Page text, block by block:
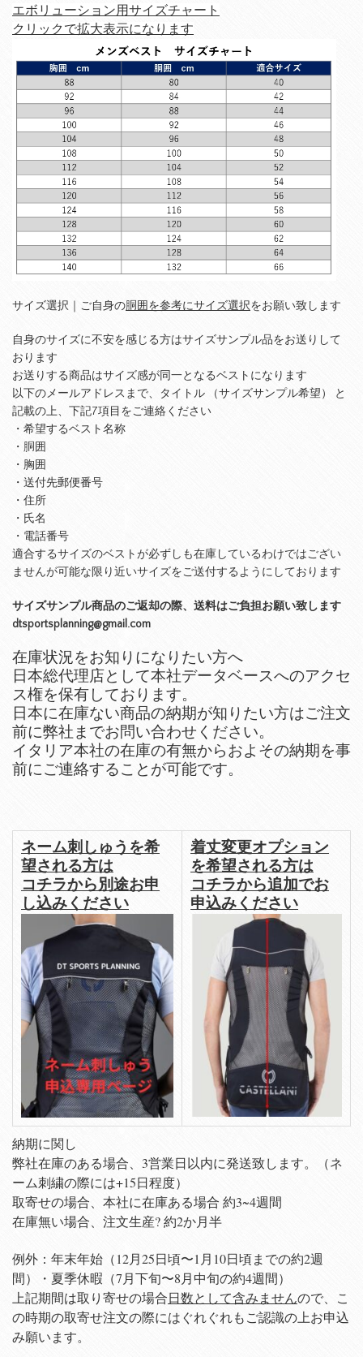
エボリューション用サイズチャート
クリックで拡大表示になります
サイズ選択｜ご自身の胴囲を参考にサイズ選択をお願い致します
自身のサイズに不安を感じる方はサイズサンプル品をお送りして
おります
お送りする商品はサイズ感が同一となるベストになります
以下のメールアドレスまで、タイトル （サイズサンプル希望） と
記載の上、下記7項目をご連絡ください
・希望するベスト名称
・胴囲
・胸囲
・送付先郵便番号
・住所
・氏名
・電話番号
適合するサイズのベストが必ずしも在庫しているわけではござい
ませんが可能な限り近いサイズをご送付するようにしております
サイズサンプル商品のご返却の際、送料はご負担お願い致します
dtsportsplanning@gmail.com
在庫状況をお知りになりたい方へ
日本総代理店として本社データベースへのアクセ
ス権を保有しております。
日本に在庫ない商品の納期が知りたい方はご注文
前に弊社までお問い合わせください。
イタリア本社の在庫の有無からおよその納期を事
前にご連絡することが可能です。
ネーム刺しゅうを希
望される方は
コチラから別途お申
し込みください
着丈変更オプション
を希望される方は
コチラから追加でお
申込みください
納期に関し
弊社在庫のある場合、3営業日以内に発送致します。（ネ
ーム刺繍の際には+15日程度）
取寄せの場合、本社に在庫ある場合 約3~4週間
在庫無い場合、注文生産? 約2か月半
例外：年末年始（12月25日頃〜1月10日頃までの約2週
間）・夏季休暇（7月下旬〜8月中旬の約4週間）
上記期間は取り寄せの場合日数として含みませんので、こ
の時期の取寄せ注文の際にはぐれぐれもご認識の上お申込
み願います。